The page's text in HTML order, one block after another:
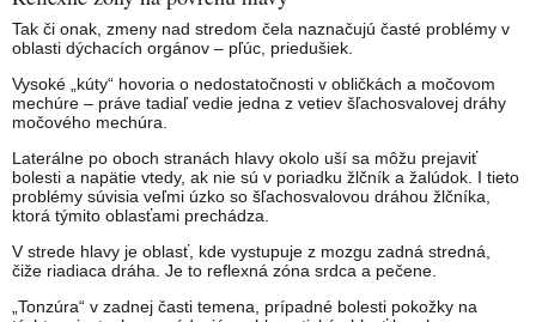
Tak či onak, zmeny nad stredom čela naznačujú časté problémy v
oblasti dýchacích orgánov – pľúc, priedušiek.
Vysoké „kúty“ hovoria o nedostatočnosti v obličkách a močovom
mechúre – práve tadiaľ vedie jedna z vetiev šľachosvalovej dráhy
močového mechúra.
Laterálne po oboch stranách hlavy okolo uší sa môžu prejaviť
bolesti a napätie vtedy, ak nie sú v poriadku žlčník a žalúdok. I tieto
problémy súvisia veľmi úzko so šľachosvalovou dráhou žlčníka,
ktorá týmito oblasťami prechádza.
V strede hlavy je oblasť, kde vystupuje z mozgu zadná stredná,
čiže riadiaca dráha. Je to reflexná zóna srdca a pečene.
„Tonzúra“ v zadnej časti temena, prípadné bolesti pokožky na